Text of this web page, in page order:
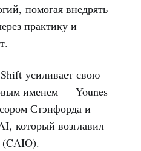
помогая внедрять
практику и
усиливает свою
именем — Younes
Стэнфорда и
который возглавил